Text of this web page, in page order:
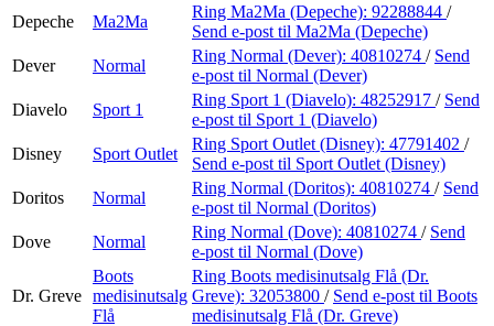
Depeche
Ma2Ma
Ring Ma2Ma (Depeche): 92288844 /
Send e-post til Ma2Ma (Depeche)
Dever
Normal
Ring Normal (Dever): 40810274 / Send
e-post til Normal (Dever)
Diavelo
Sport 1
Ring Sport 1 (Diavelo): 48252917 / Send
e-post til Sport 1 (Diavelo)
Disney
Sport Outlet
Ring Sport Outlet (Disney): 47791402 /
Send e-post til Sport Outlet (Disney)
Doritos
Normal
Ring Normal (Doritos): 40810274 / Send
e-post til Normal (Doritos)
Dove
Normal
Ring Normal (Dove): 40810274 / Send
e-post til Normal (Dove)
Dr. Greve
Boots
medisinutsalg
Flå
Ring Boots medisinutsalg Flå (Dr.
Greve): 32053800 / Send e-post til Boots
medisinutsalg Flå (Dr. Greve)